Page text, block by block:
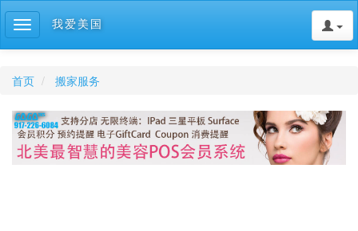
Toggle
navigation
我爱美国
首页 搬家服务